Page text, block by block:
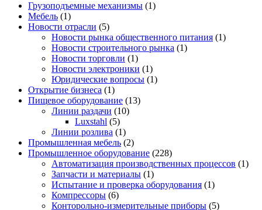
Грузоподъемные механизмы (1)
Мебель (1)
Новости отрасли (5)
Новости рынка общественного питания (1)
Новости строительного рынка (1)
Новости торговли (1)
Новости электроники (1)
Юридические вопросы (1)
Открытие бизнеса (1)
Пищевое оборудование (13)
Линии раздачи (10)
Luxstahl (5)
Линии розлива (1)
Промышленная мебель (2)
Промышленное оборудование (228)
Автоматизация производственных процессов (1)
Запчасти и материалы (1)
Испытание и проверка оборудования (1)
Компрессоры (6)
Конторольно-измерительные приборы (5)